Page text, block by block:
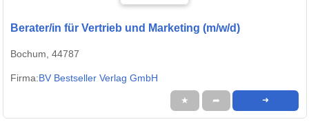
Berater/in für Vertrieb und Marketing (m/w/d)
Bochum, 44787
Firma:BV Bestseller Verlag GmbH
★ ➦ ➜